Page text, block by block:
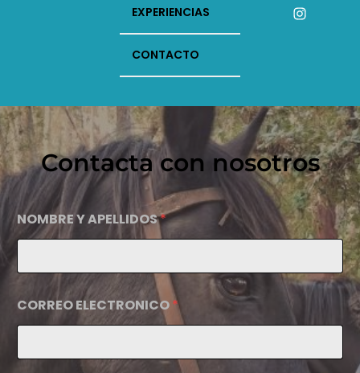
EXPERIENCIAS
CONTACTO
Instagram
Contacta con nosotros
NOMBRE Y APELLIDOS*
CORREO ELECTRONICO*